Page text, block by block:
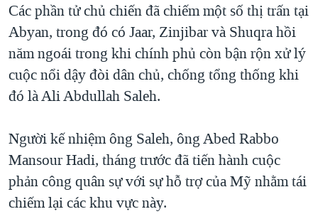
Các phần tử chủ chiến đã chiếm một số thị trấn tại
Abyan, trong đó có Jaar, Zinjibar và Shuqra hồi
năm ngoái trong khi chính phủ còn bận rộn xử lý
cuộc nổi dậy đòi dân chủ, chống tổng thống khi
đó là Ali Abdullah Saleh.
Người kế nhiệm ông Saleh, ông Abed Rabbo
Mansour Hadi, tháng trước đã tiến hành cuộc
phản công quân sự với sự hỗ trợ của Mỹ nhằm tái
chiếm lại các khu vực này.